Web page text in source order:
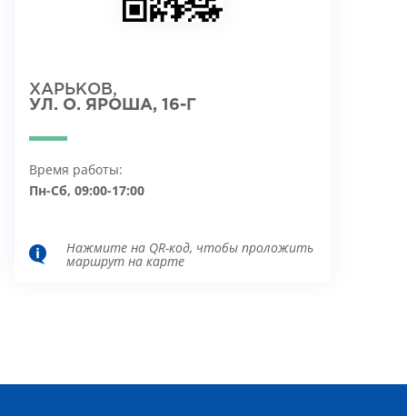
ХАРЬКОВ,
УЛ. О. ЯРОША, 16-Г
Время работы:
Пн-Сб, 09:00-17:00
Нажмите на QR-код, чтобы проложить
маршрут на карте